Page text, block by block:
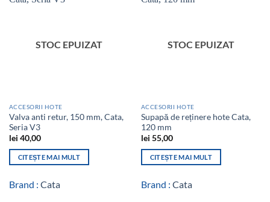
STOC EPUIZAT
ACCESORII HOTE
Valva anti retur, 150 mm, Cata,
Seria V3
lei 40,00
CITEȘTE MAI MULT
Brand : Cata
STOC EPUIZAT
ACCESORII HOTE
Supapă de reținere hote Cata,
120 mm
lei 55,00
CITEȘTE MAI MULT
Brand : Cata